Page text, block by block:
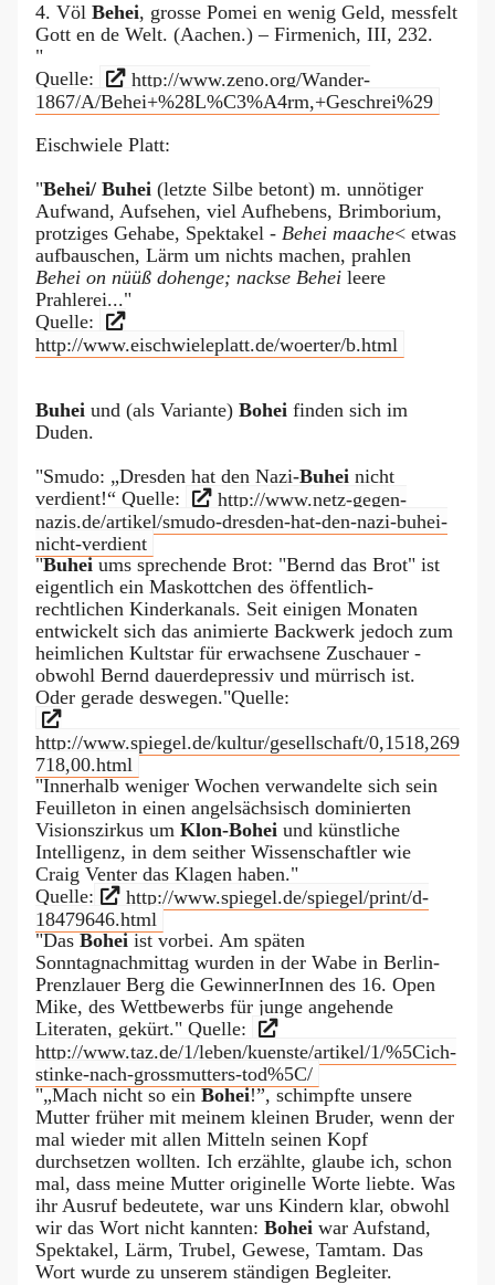
4. Völ Behei, grosse Pomei en wenig Geld, messfelt
Gott en de Welt. (Aachen.) – Firmenich, III, 232.
"
Quelle:
http://www.zeno.org/Wander-
1867/A/Behei+%28L%C3%A4rm,+Geschrei%29
Eischwiele Platt:
"Behei/ Buhei (letzte Silbe betont) m. unnötiger
Aufwand, Aufsehen, viel Aufhebens, Brimborium,
protziges Gehabe, Spektakel - Behei maache< etwas
aufbauschen, Lärm um nichts machen, prahlen
Behei on nüüß dohenge; nackse Behei leere
Prahlerei..."
Quelle:
http://www.eischwieleplatt.de/woerter/b.html
Buhei und (als Variante) Bohei finden sich im
Duden.
"Smudo: „Dresden hat den Nazi-Buhei nicht
verdient!“ Quelle:
http://www.netz-gegen-
nazis.de/artikel/smudo-dresden-hat-den-nazi-buhei-
nicht-verdient
"Buhei ums sprechende Brot: "Bernd das Brot" ist
eigentlich ein Maskottchen des öffentlich-
rechtlichen Kinderkanals. Seit einigen Monaten
entwickelt sich das animierte Backwerk jedoch zum
heimlichen Kultstar für erwachsene Zuschauer -
obwohl Bernd dauerdepressiv und mürrisch ist.
Oder gerade deswegen."Quelle:
http://www.spiegel.de/kultur/gesellschaft/0,1518,269
718,00.html
"Innerhalb weniger Wochen verwandelte sich sein
Feuilleton in einen angelsächsisch dominierten
Visionszirkus um Klon-Bohei und künstliche
Intelligenz, in dem seither Wissenschaftler wie
Craig Venter das Klagen haben."
Quelle:
http://www.spiegel.de/spiegel/print/d-
18479646.html
"Das Bohei ist vorbei. Am späten
Sonntagnachmittag wurden in der Wabe in Berlin-
Prenzlauer Berg die GewinnerInnen des 16. Open
Mike, des Wettbewerbs für junge angehende
Literaten, gekürt." Quelle:
http://www.taz.de/1/leben/kuenste/artikel/1/%5Cich-
stinke-nach-grossmutters-tod%5C/
"„Mach nicht so ein Bohei!”, schimpfte unsere
Mutter früher mit meinem kleinen Bruder, wenn der
mal wieder mit allen Mitteln seinen Kopf
durchsetzen wollten. Ich erzählte, glaube ich, schon
mal, dass meine Mutter originelle Worte liebte. Was
ihr Ausruf bedeutete, war uns Kindern klar, obwohl
wir das Wort nicht kannten: Bohei war Aufstand,
Spektakel, Lärm, Trubel, Gewese, Tamtam. Das
Wort wurde zu unserem ständigen Begleiter.